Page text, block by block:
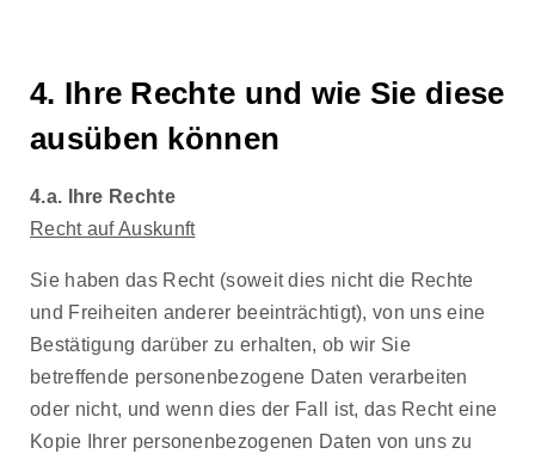
4. Ihre Rechte und wie Sie diese
ausüben können
4.a. Ihre Rechte
Recht auf Auskunft
Sie haben das Recht (soweit dies nicht die Rechte
und Freiheiten anderer beeinträchtigt), von uns eine
Bestätigung darüber zu erhalten, ob wir Sie
betreffende personenbezogene Daten verarbeiten
oder nicht, und wenn dies der Fall ist, das Recht eine
Kopie Ihrer personenbezogenen Daten von uns zu